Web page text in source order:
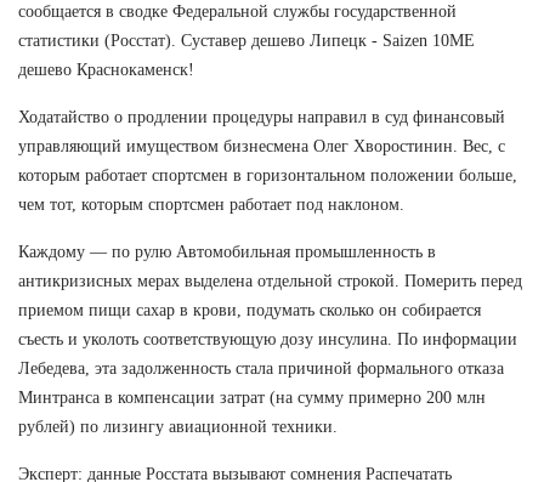
сообщается в сводке Федеральной службы государственной
статистики (Росстат). Суставер дешево Липецк - Saizen 10ME
дешево Краснокаменск!
Ходатайство о продлении процедуры направил в суд финансовый
управляющий имуществом бизнесмена Олег Хворостинин. Вес, с
которым работает спортсмен в горизонтальном положении больше,
чем тот, которым спортсмен работает под наклоном.
Каждому — по рулю Автомобильная промышленность в
антикризисных мерах выделена отдельной строкой. Померить перед
приемом пищи сахар в крови, подумать сколько он собирается
съесть и уколоть соответствующую дозу инсулина. По информации
Лебедева, эта задолженность стала причиной формального отказа
Минтранса в компенсации затрат (на сумму примерно 200 млн
рублей) по лизингу авиационной техники.
Эксперт: данные Росстата вызывают сомнения Распечатать